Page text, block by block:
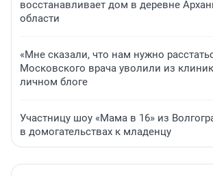
восстанавливает дом в деревне
области
«Мне сказали, что нам нужно
Московского врача уволили из
личном блоге
Участницу шоу «Мама в 16» из
в домогательствах к младенцу